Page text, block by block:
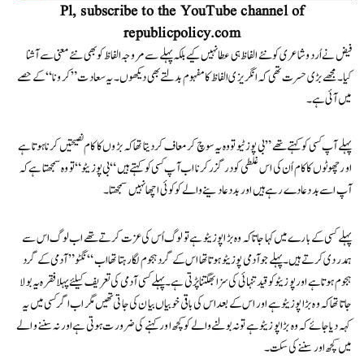
Pl, subscribe to the YouTube channel of
republicpolicy.com
فیض نے اُردو شاعری کو نئے الفاظ ہی عطا نہیں کیے بلکہ پہلے سے مروجہ الفاظ کو بھی نئے معنی سے آشنا
کیا۔مجھے بڑی حسرت تھی کہ انگریزی الفاظ کا مفہوم بدلتے بھی دیکھوں۔ یہ سعادت ” کرونا “کے حصے
میں آئی ہے۔
پہلے آپ کسی کو کہتے تھے ” بی پوز ٹیو تو وہ یہ سوچ کر معاف کر دیتا تھا کہ بڑوں کا کام نصیحتیں کرناہوتا ہے
اور چھوٹوں کا کام اُن کی اس غلطی کو درگزر کرنا اب آپ کسی کو کہتے ہیں “بی پوزیٹو“ تو وہ سمجھتا ہےکہ
آپ اسے بددعا دے رہے ہیں اور بددعا دینےوالے کو کوئی اچھا نہیں سمجھتا۔
پہلے کسی کے بارےمیں کہا جاتا کہ وہ بڑا پوزیٹو ہے تو لوگ اُس کی عزت کرتے تھے اب لوگ اس سے
ہمدردی کرتے ہیں۔پہلے جو آدمی پوزیٹو ہوتا تھا اس کے گرد ہجوم لگا رہتا تھا اب “نگٹو” آدمی کے گرد
ہجوم ہوتا ہےاور پوزیٹو کو قید تنہائی کی سزا بھگتنا پڑتی ہے۔ پہلےکسی آدمی کی تعریف کیلئے پہلا فقرہ یہ بولا
جاتا تھاکہ وہ بڑا پوزیٹو ہے اور اس کے بعد اس کی باقی خوبیاں بیان کی جاتی تھیں مگر اب اگر کسی میں یہ
کہہ دیا جائے کہ وہ بڑا پوزیٹو ہے تو نہ بولنےوالے کو کچھ اور کہنے کی ضرورت ہوتی ہے اور نہ سننےوالے
میں کچھ اور سننے کی سکت ۔